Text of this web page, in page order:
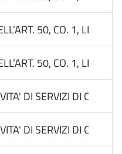
50, CO. 1, LETT.
50, CO. 1, LETT.
DI SERVIZI DI
DI SERVIZI DI